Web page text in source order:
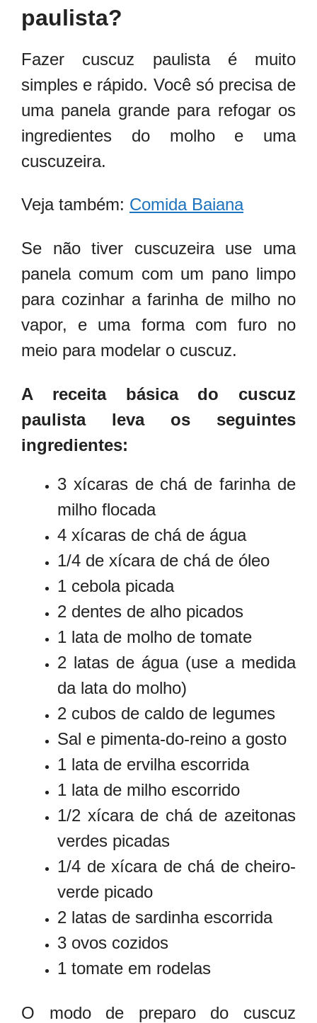
paulista?
Fazer cuscuz paulista é muito
simples e rápido. Você só precisa de
uma panela grande para refogar os
ingredientes do molho e uma
cuscuzeira.
Veja também: Comida Baiana
Se não tiver cuscuzeira use uma
panela comum com um pano limpo
para cozinhar a farinha de milho no
vapor, e uma forma com furo no
meio para modelar o cuscuz.
A receita básica do cuscuz
paulista leva os seguintes
ingredientes:
3 xícaras de chá de farinha de
milho flocada
4 xícaras de chá de água
1/4 de xícara de chá de óleo
1 cebola picada
2 dentes de alho picados
1 lata de molho de tomate
2 latas de água (use a medida
da lata do molho)
2 cubos de caldo de legumes
Sal e pimenta-do-reino a gosto
1 lata de ervilha escorrida
1 lata de milho escorrido
1/2 xícara de chá de azeitonas
verdes picadas
1/4 de xícara de chá de cheiro-
verde picado
2 latas de sardinha escorrida
3 ovos cozidos
1 tomate em rodelas
O modo de preparo do cuscuz